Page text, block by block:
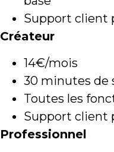
Support client
Créateur
14€/mois
30 minutes de
Toutes les
Support client
Professionnel